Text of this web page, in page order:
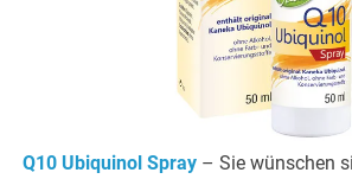
Q10 Ubiquinol Spray – Sie wünschen